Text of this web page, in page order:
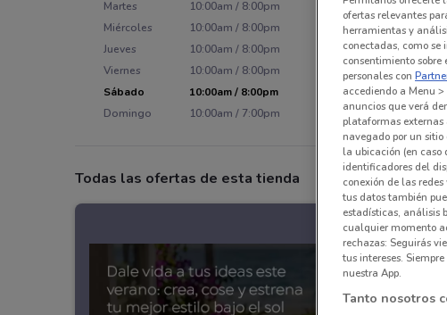
Martes
10:00am / 8:00pm
Miércoles
10:00am / 8:00pm
Jueves
10:00am / 8:00pm
Viernes
10:00am / 8:00pm
Sábado
10:00am / 8:00pm
Domingo
10:00am / 7:00pm
Todas las ofertas de esta tienda
ofertas relevantes
herramientas y
conectadas, como
consentimiento sobre
personales con
accediendo a Menu
anuncios que verá
plataformas externas
navegado por un sitio
la ubicación (en caso
identificadores del
conexión de las
tus datos también
estadísticas, análisis
cualquier momento
rechazas: Seguirás
tus intereses.
nuestra App.
Tanto nosotros